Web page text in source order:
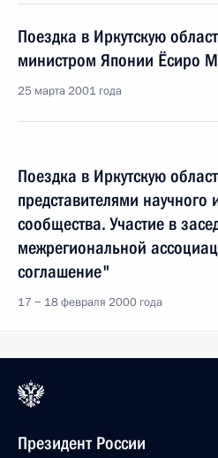
Поездка в Иркутскую
министром Японии Ёсиро
25 марта 2001 года
Поездка в Иркутскую
представителями научного
сообщества. Участие в
межрегиональной
соглашение"
17 − 18 февраля 2000 года
Президент России